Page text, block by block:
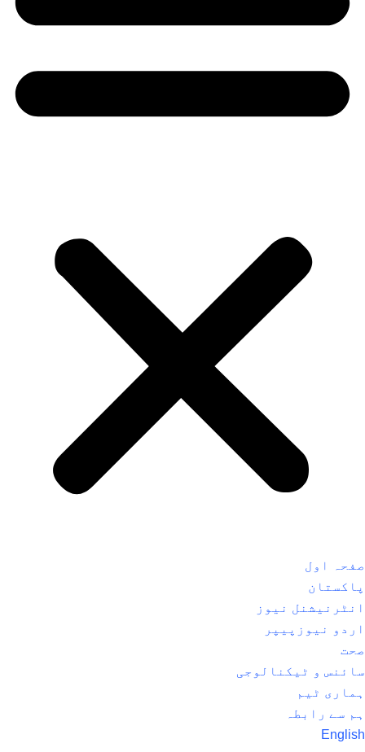
صفحہ اول
پاکستان
انٹرنیشنل نیوز
اردو نیوزپیپر
صحت
سائنس و ٹیکنالوجی
ہماری ٹیم
ہم سے رابطہ
English